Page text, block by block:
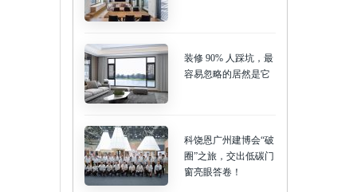
装修 90% 人踩坑，最
容易忽略的居然是它
科饶恩广州建博会“破
圈”之旅，交出低碳门
窗亮眼答卷！